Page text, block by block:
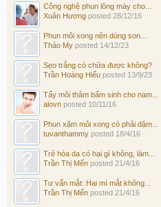
Công nghệ phun lông mày cho...
Xuân Hương posted 28/12/16
Phun môi xong nên dùng son...
Thảo My posted 14/12/23
Sẹo trắng có chữa được không?
Trần Hoàng Hiếu posted 13/9/23
Tẩy môi thâm bẩm sinh cho nam...
alovn posted 10/11/16
Phun xăm môi xong có phải dặm...
tuvanthammy posted 18/4/16
Trẻ hóa da có hại gì không, làm...
Trần Thị Mến posted 21/4/16
Tư vấn mắt: Hai mí mắt không...
Trần Thị Mến posted 21/4/16